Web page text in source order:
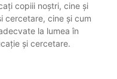
copiii noștri, cine și
cercetare, cine și cum
la lumea în
și cercetare.